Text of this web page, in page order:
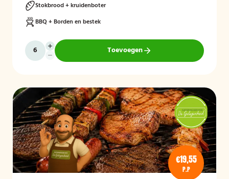
Stokbrood + kruidenboter
BBQ + Borden en bestek
Toevoegen
€19,55
P.P